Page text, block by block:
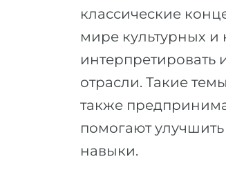
классические
мире культурных и
интерпретировать
отрасли. Такие
также
помогают
навыки.